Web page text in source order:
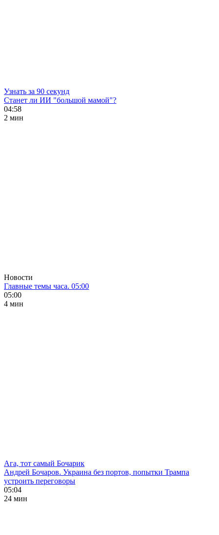
Узнать за 90 секунд
Станет ли ИИ "большой мамой"?
04:58
2 мин
Новости
Главные темы часа. 05:00
05:00
4 мин
Ага, тот самый Бочарик
Андрей Бочаров. Украина без портов, попытки Трампа
устроить переговоры
05:04
24 мин